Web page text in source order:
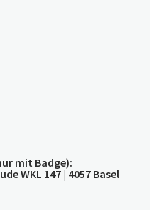
mit Badge):
WKL 147 | 4057 Basel